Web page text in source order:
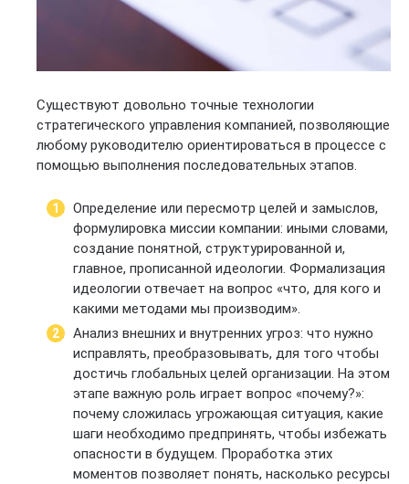
Существуют довольно точные технологии
стратегического управления компанией, позволяющие
любому руководителю ориентироваться в процессе с
помощью выполнения последовательных этапов.
Определение или пересмотр целей и замыслов,
формулировка миссии компании: иными словами,
создание понятной, структурированной и,
главное, прописанной идеологии. Формализация
идеологии отвечает на вопрос «что, для кого и
какими методами мы производим».
Анализ внешних и внутренних угроз: что нужно
исправлять, преобразовывать, для того чтобы
достичь глобальных целей организации. На этом
этапе важную роль играет вопрос «почему?»:
почему сложилась угрожающая ситуация, какие
шаги необходимо предпринять, чтобы избежать
опасности в будущем. Проработка этих
моментов позволяет понять, насколько ресурсы